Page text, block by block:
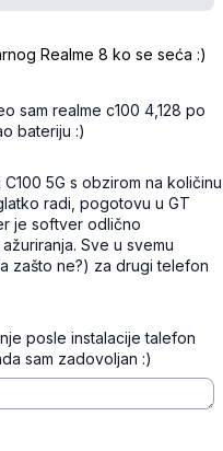
Realme 8 ko se seća :)
sam realme c100 4,128 po
bateriju :)
5G s obzirom na količinu
radi, pogotovu u GT
je softver odlično
Sve u svemu
zašto ne?) za drugi telefon
posle instalacije talefon
sam zadovoljan :)